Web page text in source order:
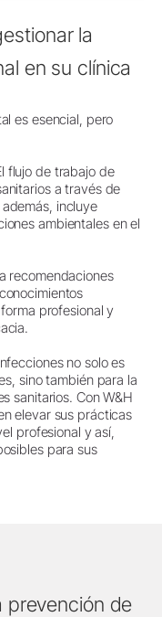
la
en su clínica
es esencial, pero
flujo de trabajo de
a través de
incluye
ambientales en el
recomendaciones
profesional y
no solo es
sino también para la
sanitarios. Con W&H
elevar sus prácticas
profesional y así,
para sus
prevención de